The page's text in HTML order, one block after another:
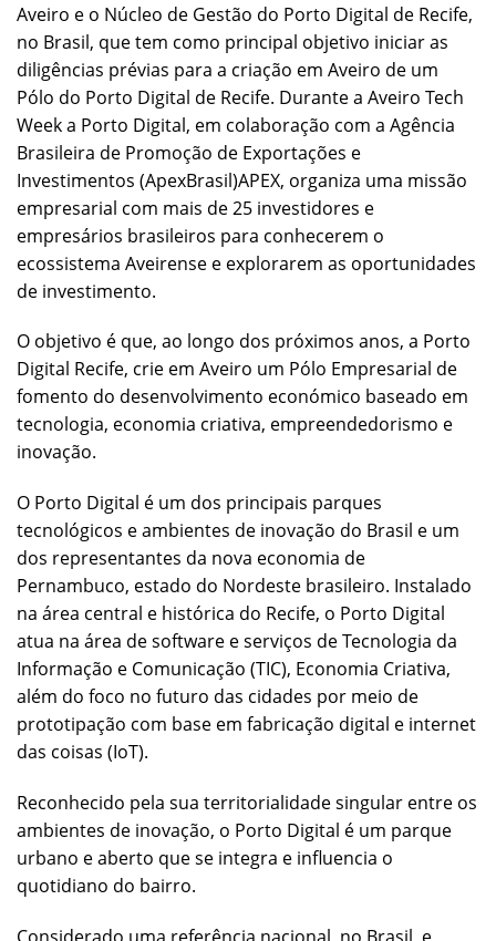
Aveiro e o Núcleo de Gestão do Porto Digital de Recife,
no Brasil, que tem como principal objetivo iniciar as
diligências prévias para a criação em Aveiro de um
Pólo do Porto Digital de Recife. Durante a Aveiro Tech
Week a Porto Digital, em colaboração com a Agência
Brasileira de Promoção de Exportações e
Investimentos (ApexBrasil)APEX, organiza uma missão
empresarial com mais de 25 investidores e
empresários brasileiros para conhecerem o
ecossistema Aveirense e explorarem as oportunidades
de investimento.
O objetivo é que, ao longo dos próximos anos, a Porto
Digital Recife, crie em Aveiro um Pólo Empresarial de
fomento do desenvolvimento económico baseado em
tecnologia, economia criativa, empreendedorismo e
inovação.
O Porto Digital é um dos principais parques
tecnológicos e ambientes de inovação do Brasil e um
dos representantes da nova economia de
Pernambuco, estado do Nordeste brasileiro. Instalado
na área central e histórica do Recife, o Porto Digital
atua na área de software e serviços de Tecnologia da
Informação e Comunicação (TIC), Economia Criativa,
além do foco no futuro das cidades por meio de
prototipação com base em fabricação digital e internet
das coisas (IoT).
Reconhecido pela sua territorialidade singular entre os
ambientes de inovação, o Porto Digital é um parque
urbano e aberto que se integra e influencia o
quotidiano do bairro.